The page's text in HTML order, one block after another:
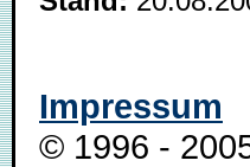
Impressum
© 1996 -